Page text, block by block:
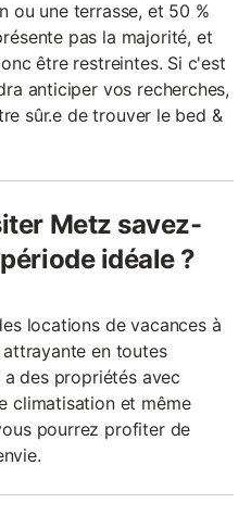
ou une terrasse, et 50 %
pas la majorité, et
être restreintes. Si c'est
anticiper vos recherches,
sûr.e de trouver le bed &
Metz savez-
idéale ?
locations de vacances à
en toutes
des propriétés avec
climatisation et même
pourrez profiter de